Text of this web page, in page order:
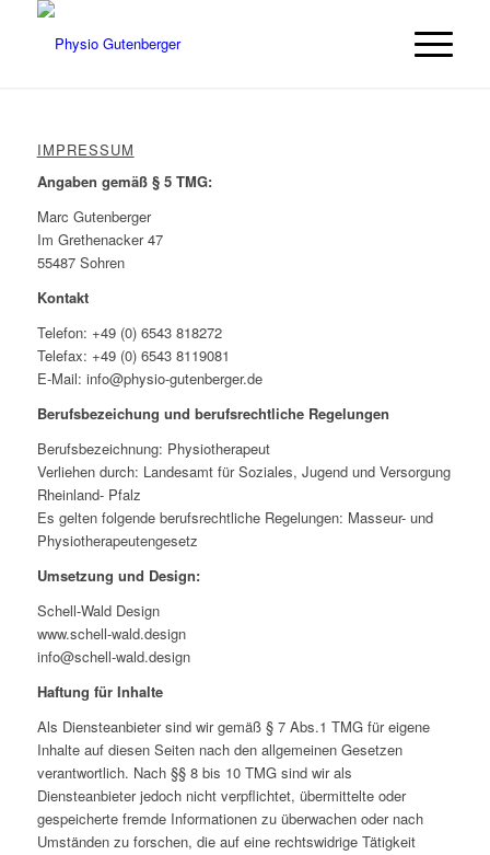
IMPRESSUM
Angaben gemäß § 5 TMG:
Marc Gutenberger
Im Grethenacker 47
55487 Sohren
Kontakt
Telefon: +49 (0) 6543 818272
Telefax: +49 (0) 6543 8119081
E-Mail: info@physio-gutenberger.de
Berufsbezeichung und berufsrechtliche Regelungen
Berufsbezeichnung: Physiotherapeut
Verliehen durch: Landesamt für Soziales, Jugend und Versorgung
Rheinland- Pfalz
Es gelten folgende berufsrechtliche Regelungen: Masseur- und
Physiotherapeutengesetz
Umsetzung und Design:
Schell-Wald Design
www.schell-wald.design
info@schell-wald.design
Haftung für Inhalte
Als Diensteanbieter sind wir gemäß § 7 Abs.1 TMG für eigene
Inhalte auf diesen Seiten nach den allgemeinen Gesetzen
verantwortlich. Nach §§ 8 bis 10 TMG sind wir als
Diensteanbieter jedoch nicht verpflichtet, übermittelte oder
gespeicherte fremde Informationen zu überwachen oder nach
Umständen zu forschen, die auf eine rechtswidrige Tätigkeit